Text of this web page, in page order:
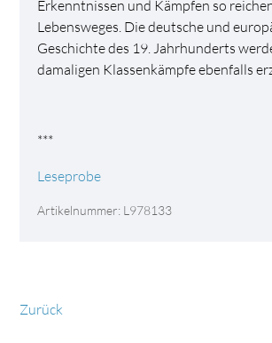
Erkenntnissen und Kämpfen so
Lebensweges. Die deutsche und
Geschichte des 19. Jahrhunderts
damaligen Klassenkämpfe ebenfalls
***
Leseprobe
Artikelnummer: L978133
Zurück